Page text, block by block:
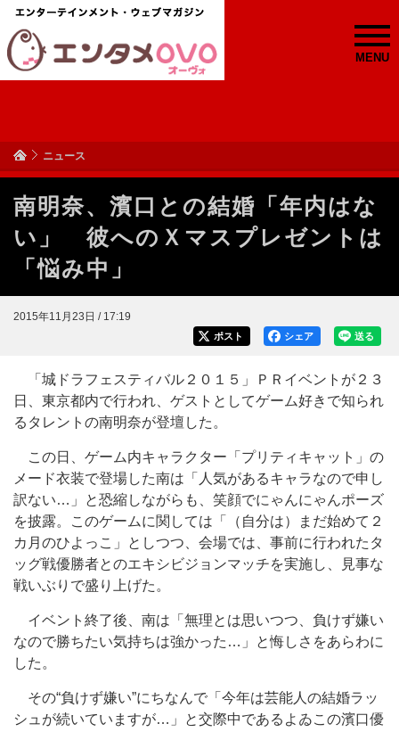
MENU
ニュース
南明奈、濱口との結婚「年内はな
い」 彼へのＸマスプレゼントは
「悩み中」
2015年11月23日 / 17:19
送る
シェア
ポスト
「城ドラフェスティバル２０１５」ＰＲイベントが２３
日、東京都内で行われ、ゲストとしてゲーム好きで知られ
るタレントの南明奈が登壇した。
この日、ゲーム内キャラクター「プリティキャット」の
メード衣装で登場した南は「人気があるキャラなので申し
訳ない…」と恐縮しながらも、笑顔でにゃんにゃんポーズ
を披露。このゲームに関しては「（自分は）まだ始めて２
カ月のひよっこ」としつつ、会場では、事前に行われたタ
ッグ戦優勝者とのエキシビジョンマッチを実施し、見事な
戦いぶりで盛り上げた。
イベント終了後、南は「無理とは思いつつ、負けず嫌い
なので勝ちたい気持ちは強かった…」と悔しさをあらわに
した。
その“負けず嫌い”にちなんで「今年は芸能人の結婚ラッ
シュが続いていますが…」と交際中であるよゐこの濱口優